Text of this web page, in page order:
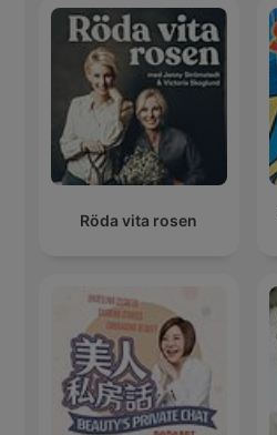
Röda vita rosen